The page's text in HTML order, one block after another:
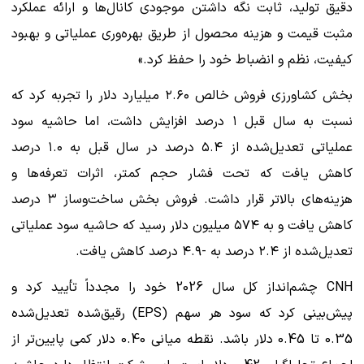
دقیق تولید، ثابت نگه داشتن موجودی کانال‌ها و ارائه عملکرد
مثبت قیمت و هزینه محصول از طریق بهره‌وری عملیاتی و بهبود
کیفیت، نظم و انضباط خود را حفظ کرد.»
بخش کشاورزی فروش خالص ۲.۶۰ میلیارد دلار را تجربه کرد که
نسبت به سال قبل ۱ درصد افزایش داشت، اما حاشیه سود
عملیاتی تعدیل‌شده از ۵.۴ درصد در سال قبل به ۱.۰ درصد
کاهش یافت که تحت فشار حجم کمتر، اثرات تعرفه‌ها و
هزینه‌های بالاتر قرار داشت. فروش بخش ساخت‌وساز ۳ درصد
کاهش یافت و به ۵۷۴ میلیون دلار رسید که حاشیه سود عملیاتی
تعدیل‌شده از ۲.۴ درصد به -۴.۹ درصد کاهش یافت.
CNH چشم‌انداز کل سال 2026 خود را مجدداً تأیید کرد و
پیش‌بینی کرد که سود هر سهم (EPS) رقیق‌شده تعدیل‌شده
0.35 تا 0.45 دلار باشد. نقطه میانی 0.40 دلار کمی پایین‌تر از